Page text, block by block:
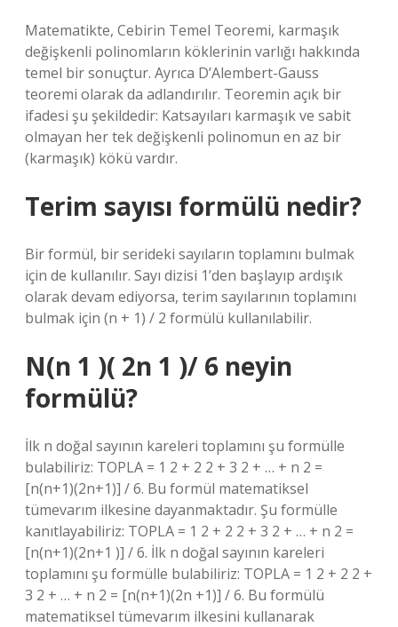
Matematikte, Cebirin Temel Teoremi, karmaşık
değişkenli polinomların köklerinin varlığı hakkında
temel bir sonuçtur. Ayrıca D’Alembert-Gauss
teoremi olarak da adlandırılır. Teoremin açık bir
ifadesi şu şekildedir: Katsayıları karmaşık ve sabit
olmayan her tek değişkenli polinomun en az bir
(karmaşık) kökü vardır.
Terim sayısı formülü nedir?
Bir formül, bir serideki sayıların toplamını bulmak
için de kullanılır. Sayı dizisi 1’den başlayıp ardışık
olarak devam ediyorsa, terim sayılarının toplamını
bulmak için (n + 1) / 2 formülü kullanılabilir.
N(n 1 )( 2n 1 )/ 6 neyin
formülü?
İlk n doğal sayının kareleri toplamını şu formülle
bulabiliriz: TOPLA = 1 2 + 2 2 + 3 2 + … + n 2 =
[n(n+1)(2n+1)] / 6. Bu formül matematiksel
tümevarım ilkesine dayanmaktadır. Şu formülle
kanıtlayabiliriz: TOPLA = 1 2 + 2 2 + 3 2 + … + n 2 =
[n(n+1)(2n+1 )] / 6. İlk n doğal sayının kareleri
toplamını şu formülle bulabiliriz: TOPLA = 1 2 + 2 2 +
3 2 + … + n 2 = [n(n+1)(2n +1)] / 6. Bu formülü
matematiksel tümevarım ilkesini kullanarak